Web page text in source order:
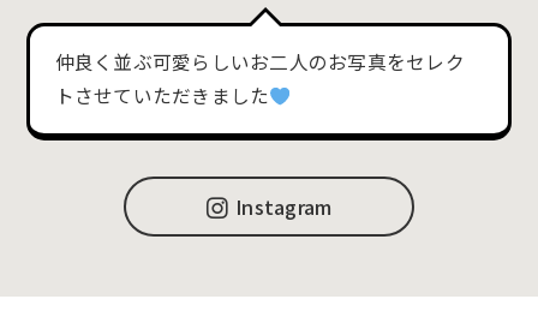
仲良く並ぶ可愛らしいお二人のお写真をセレク
トさせていただきました
Instagram